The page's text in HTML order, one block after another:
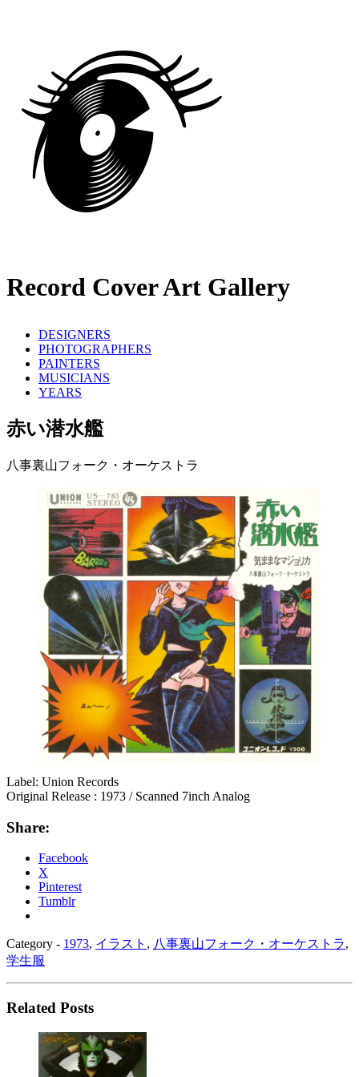
Record Cover Art Gallery
DESIGNERS
PHOTOGRAPHERS
PAINTERS
MUSICIANS
YEARS
赤い潜水艦
八事裏山フォーク・オーケストラ
Label: Union Records
Original Release : 1973 / Scanned 7inch Analog
Share:
Facebook
X
Pinterest
Tumblr
Category - 1973, イラスト , 八事裏山フォーク・オーケストラ,
学生服
Related Posts